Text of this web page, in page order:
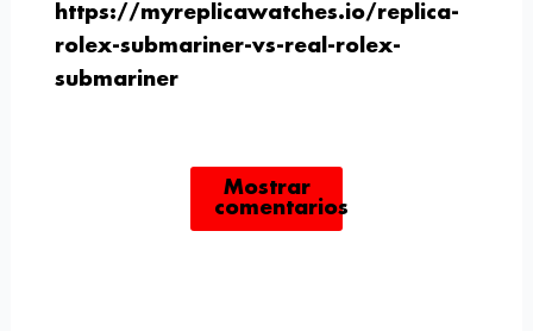
https://myreplicawatches.io/replica-
rolex-submariner-vs-real-rolex-
submariner
Mostrar
comentarios